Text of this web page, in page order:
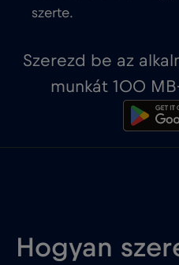
szerte.
Szerezd be az
munkát 100
Hogyan